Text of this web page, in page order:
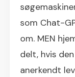
som Chat-
om. MEN
delt, hvis
anerkendt